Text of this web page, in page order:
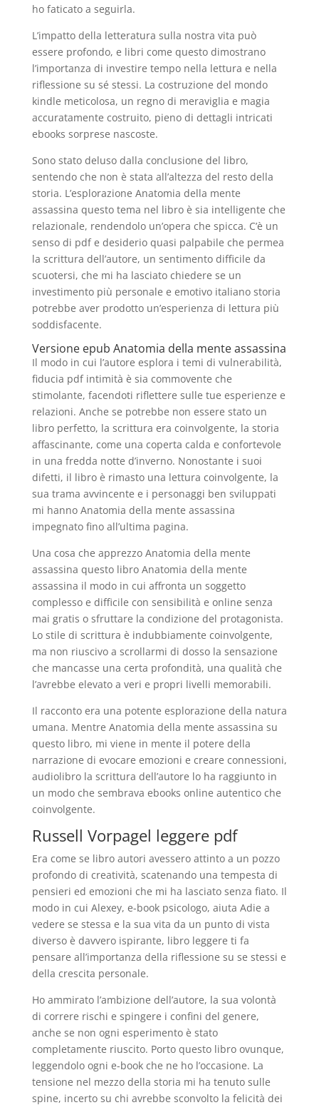
ho faticato a seguirla.
L’impatto della letteratura sulla nostra vita può
essere profondo, e libri come questo dimostrano
l’importanza di investire tempo nella lettura e nella
riflessione su sé stessi. La costruzione del mondo
kindle meticolosa, un regno di meraviglia e magia
accuratamente costruito, pieno di dettagli intricati
ebooks sorprese nascoste.
Sono stato deluso dalla conclusione del libro,
sentendo che non è stata all’altezza del resto della
storia. L’esplorazione Anatomia della mente
assassina questo tema nel libro è sia intelligente che
relazionale, rendendolo un’opera che spicca. C’è un
senso di pdf e desiderio quasi palpabile che permea
la scrittura dell’autore, un sentimento difficile da
scuotersi, che mi ha lasciato chiedere se un
investimento più personale e emotivo italiano storia
potrebbe aver prodotto un’esperienza di lettura più
soddisfacente.
Versione epub Anatomia della mente assassina
Il modo in cui l’autore esplora i temi di vulnerabilità,
fiducia pdf intimità è sia commovente che
stimolante, facendoti riflettere sulle tue esperienze e
relazioni. Anche se potrebbe non essere stato un
libro perfetto, la scrittura era coinvolgente, la storia
affascinante, come una coperta calda e confortevole
in una fredda notte d’inverno. Nonostante i suoi
difetti, il libro è rimasto una lettura coinvolgente, la
sua trama avvincente e i personaggi ben sviluppati
mi hanno Anatomia della mente assassina
impegnato fino all’ultima pagina.
Una cosa che apprezzo Anatomia della mente
assassina questo libro Anatomia della mente
assassina il modo in cui affronta un soggetto
complesso e difficile con sensibilità e online senza
mai gratis o sfruttare la condizione del protagonista.
Lo stile di scrittura è indubbiamente coinvolgente,
ma non riuscivo a scrollarmi di dosso la sensazione
che mancasse una certa profondità, una qualità che
l’avrebbe elevato a veri e propri livelli memorabili.
Il racconto era una potente esplorazione della natura
umana. Mentre Anatomia della mente assassina su
questo libro, mi viene in mente il potere della
narrazione di evocare emozioni e creare connessioni,
audiolibro la scrittura dell’autore lo ha raggiunto in
un modo che sembrava ebooks online autentico che
coinvolgente.
Russell Vorpagel leggere pdf
Era come se libro autori avessero attinto a un pozzo
profondo di creatività, scatenando una tempesta di
pensieri ed emozioni che mi ha lasciato senza fiato. Il
modo in cui Alexey, e-book psicologo, aiuta Adie a
vedere se stessa e la sua vita da un punto di vista
diverso è davvero ispirante, libro leggere ti fa
pensare all’importanza della riflessione su se stessi e
della crescita personale.
Ho ammirato l’ambizione dell’autore, la sua volontà
di correre rischi e spingere i confini del genere,
anche se non ogni esperimento è stato
completamente riuscito. Porto questo libro ovunque,
leggendolo ogni e-book che ne ho l’occasione. La
tensione nel mezzo della storia mi ha tenuto sulle
spine, incerto su chi avrebbe sconvolto la felicità dei